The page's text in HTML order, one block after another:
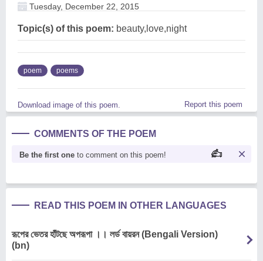
Tuesday, December 22, 2015
Topic(s) of this poem: beauty,love,night
poem poems
Download image of this poem. Report this poem
COMMENTS OF THE POEM
Be the first one to comment on this poem!
READ THIS POEM IN OTHER LANGUAGES
রূপের ভেতর হাঁটছে অপরূপা ।। লর্ড বায়রন (Bengali Version)
(bn)